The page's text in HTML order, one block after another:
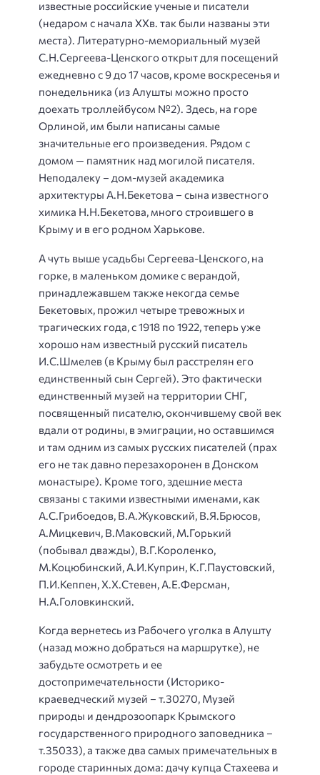
известные российские ученые и писатели
(недаром с начала ХХв. так были названы эти
места). Литературно-мемориальный музей
С.Н.Сергеева-Ценского открыт для посещений
ежедневно с 9 до 17 часов, кроме воскресенья и
понедельника (из Алушты можно просто
доехать троллейбусом №2). Здесь, на горе
Орлиной, им были написаны самые
значительные его произведения. Рядом с
домом — памятник над могилой писателя.
Неподалеку – дом-музей академика
архитектуры А.Н.Бекетова – сына известного
химика Н.Н.Бекетова, много строившего в
Крыму и в его родном Харькове.
А чуть выше усадьбы Сергеева-Ценского, на
горке, в маленьком домике с верандой,
принадлежавшем также некогда семье
Бекетовых, прожил четыре тревожных и
трагических года, с 1918 по 1922, теперь уже
хорошо нам известный русский писатель
И.С.Шмелев (в Крыму был расстрелян его
единственный сын Сергей). Это фактически
единственный музей на территории СНГ,
посвященный писателю, окончившему свой век
вдали от родины, в эмиграции, но оставшимся
и там одним из самых русских писателей (прах
его не так давно перезахоронен в Донском
монастыре). Кроме того, здешние места
связаны с такими известными именами, как
А.С.Грибоедов, В.А.Жуковский, В.Я.Брюсов,
А.Мицкевич, В.Маковский, М.Горький
(побывал дважды), В.Г.Короленко,
М.Коцюбинский, А.И.Куприн, К.Г.Паустовский,
П.И.Кеппен, Х.Х.Стевен, А.Е.Ферсман,
Н.А.Головкинский.
Когда вернетесь из Рабочего уголка в Алушту
(назад можно добраться на маршрутке), не
забудьте осмотреть и ее
достопримечательности (Историко-
краеведческий музей – т.30270, Музей
природы и дендрозоопарк Крымского
государственного природного заповедника –
т.35033), а также два самых примечательных в
городе старинных дома: дачу купца Стахеева и